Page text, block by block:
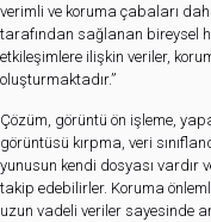
verimli ve koruma çabaları
tarafından sağlanan bireysel
etkileşimlere ilişkin veriler,
oluşturmaktadır.”
Çözüm, görüntü ön işleme,
görüntüsü kırpma, veri
yunusun kendi dosyası vardır
takip edebilirler. Koruma
uzun vadeli veriler sayesinde